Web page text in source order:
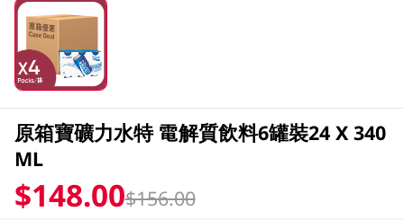
原箱寶礦力水特 電解質飲料6罐裝24 X 340
ML
$148.00$156.00